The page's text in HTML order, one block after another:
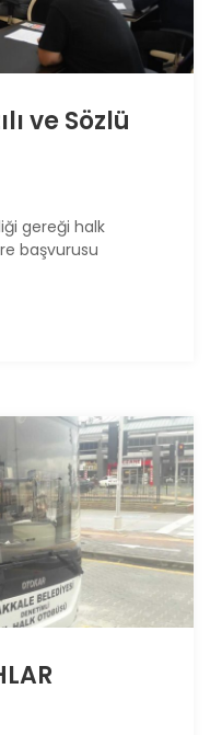
ve Sözlü
gereği halk
başvurusu